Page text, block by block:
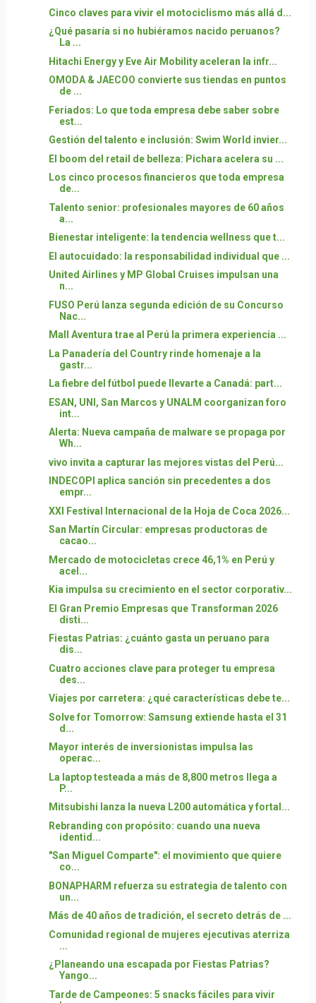
Cinco claves para vivir el motociclismo más allá d...
¿Qué pasaría si no hubiéramos nacido peruanos?
La ...
Hitachi Energy y Eve Air Mobility aceleran la infr...
OMODA & JAECOO convierte sus tiendas en puntos
de ...
Feriados: Lo que toda empresa debe saber sobre
est...
Gestión del talento e inclusión: Swim World invier...
El boom del retail de belleza: Pichara acelera su ...
Los cinco procesos financieros que toda empresa
de...
Talento senior: profesionales mayores de 60 años
a...
Bienestar inteligente: la tendencia wellness que t...
El autocuidado: la responsabilidad individual que ...
United Airlines y MP Global Cruises impulsan una
n...
FUSO Perú lanza segunda edición de su Concurso
Nac...
Mall Aventura trae al Perú la primera experiencia ...
La Panadería del Country rinde homenaje a la
gastr...
La fiebre del fútbol puede llevarte a Canadá: part...
ESAN, UNI, San Marcos y UNALM coorganizan foro
int...
Alerta: Nueva campaña de malware se propaga por
Wh...
vivo invita a capturar las mejores vistas del Perú...
INDECOPI aplica sanción sin precedentes a dos
empr...
XXI Festival Internacional de la Hoja de Coca 2026...
San Martín Circular: empresas productoras de
cacao...
Mercado de motocicletas crece 46,1% en Perú y
acel...
Kia impulsa su crecimiento en el sector corporativ...
El Gran Premio Empresas que Transforman 2026
disti...
Fiestas Patrias: ¿cuánto gasta un peruano para
dis...
Cuatro acciones clave para proteger tu empresa
des...
Viajes por carretera: ¿qué características debe te...
Solve for Tomorrow: Samsung extiende hasta el 31
d...
Mayor interés de inversionistas impulsa las
operac...
La laptop testeada a más de 8,800 metros llega a
P...
Mitsubishi lanza la nueva L200 automática y fortal...
Rebranding con propósito: cuando una nueva
identid...
"San Miguel Comparte": el movimiento que quiere
co...
BONAPHARM refuerza su estrategia de talento con
un...
Más de 40 años de tradición, el secreto detrás de ...
Comunidad regional de mujeres ejecutivas aterriza
...
¿Planeando una escapada por Fiestas Patrias?
Yango...
Tarde de Campeones: 5 snacks fáciles para vivir